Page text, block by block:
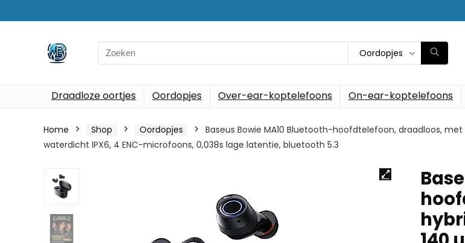
Search
for:
Oordopjes
Draadloze oortjes Oordopjes Over-ear-koptelefoons On-ear-koptelefoons
Home Shop Oordopjes
Baseus Bowie MA10 Bluetooth-hoofdtelefoon, draadloos,
waterdicht IPX6, 4 ENC-microfoons, 0,038s lage latentie, bluetooth 5.3